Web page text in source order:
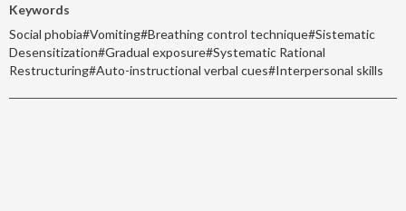
Keywords
Social phobia#Vomiting#Breathing control technique#Sistematic
Desensitization#Gradual exposure#Systematic Rational
Restructuring#Auto-instructional verbal cues#Interpersonal skills